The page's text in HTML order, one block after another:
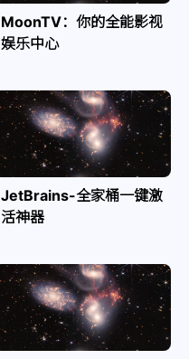
MoonTV：你的全能影视
娱乐中心
JetBrains-全家桶一键激
活神器